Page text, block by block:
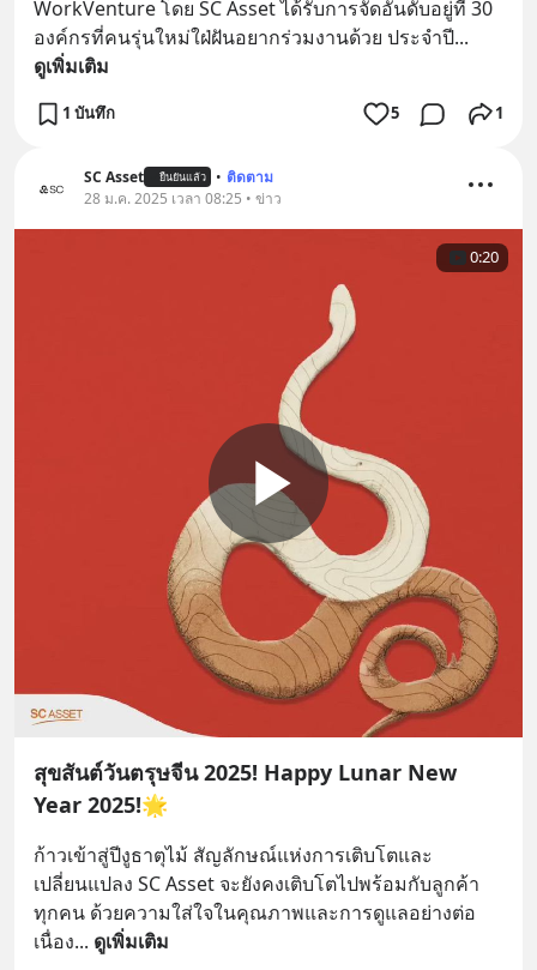
WorkVenture โดย SC Asset ได้รับการจัดอันดับอยู่ที่ 30
องค์กรที่คนรุ่นใหม่ใฝ่ฝันอยากร่วมงานด้วย ประจำปี...
ดูเพิ่มเติม
1 บันทึก 5 1
SC Asset ยืนยันแล้ว • ติดตาม
28 ม.ค. 2025 เวลา 08:25 • ข่าว
0:20
สุขสันต์วันตรุษจีน 2025! Happy Lunar New
Year 2025!🌟
ก้าวเข้าสู่ปีงูธาตุไม้ สัญลักษณ์แห่งการเติบโตและ
เปลี่ยนแปลง SC Asset จะยังคงเติบโตไปพร้อมกับลูกค้า
ทุกคน ด้วยความใส่ใจในคุณภาพและการดูแลอย่างต่อ
เนื่อง... ดูเพิ่มเติม